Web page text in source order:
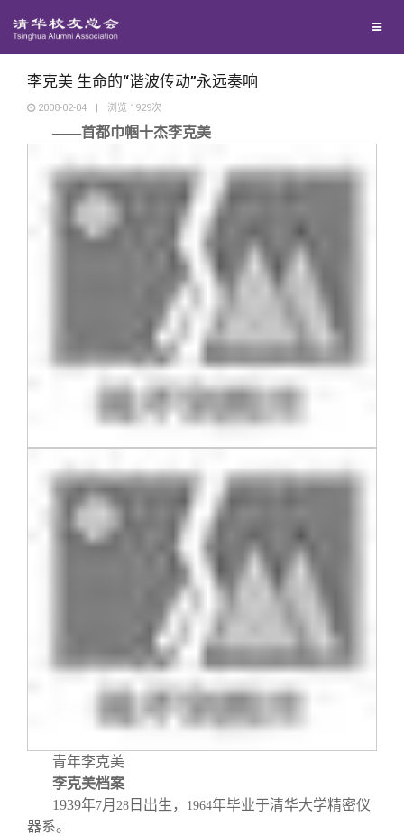
地区联络
年级联络
兴趣群体
西南联大校友会
回馈母校
捐赠项目
捐赠方法
义工计划
媒体平台
我要订阅
新媒体平台
清华故事
青春风采
校友文苑
校友视界
终身学习
信息化服务
三创大赛
校友总会
总会简介
会长致辞
理事会名单
联系我们
关闭
李克美 生命的“谐波传动”永远奏响
2008-02-04 | 浏览 1929次
——首都巾帼十杰李克美
青年李克美
李克美档案
1939年7月 28 日 出生， 1964年毕业于清华大学精密仪
器系。